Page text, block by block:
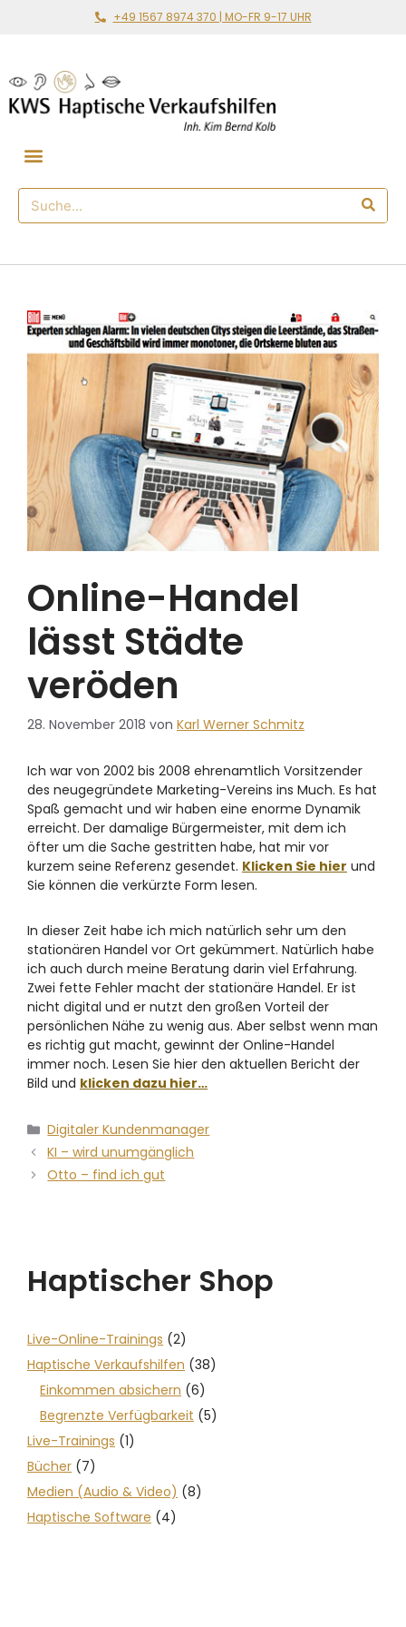
+49 1567 8974 370 | MO-FR 9-17 UHR
Online-Handel
lässt Städte
veröden
28. November 2018 von Karl Werner Schmitz
Ich war von 2002 bis 2008 ehrenamtlich Vorsitzender
des neugegründete Marketing-Vereins ins Much. Es hat
Spaß gemacht und wir haben eine enorme Dynamik
erreicht. Der damalige Bürgermeister, mit dem ich
öfter um die Sache gestritten habe, hat mir vor
kurzem seine Referenz gesendet. Klicken Sie hier und
Sie können die verkürzte Form lesen.
In dieser Zeit habe ich mich natürlich sehr um den
stationären Handel vor Ort gekümmert. Natürlich habe
ich auch durch meine Beratung darin viel Erfahrung.
Zwei fette Fehler macht der stationäre Handel. Er ist
nicht digital und er nutzt den großen Vorteil der
persönlichen Nähe zu wenig aus. Aber selbst wenn man
es richtig gut macht, gewinnt der Online-Handel
immer noch. Lesen Sie hier den aktuellen Bericht der
Bild und klicken dazu hier…
Digitaler Kundenmanager
KI – wird unumgänglich
Otto – find ich gut
Haptischer Shop
Live-Online-Trainings (2)
Haptische Verkaufshilfen (38)
Einkommen absichern (6)
Begrenzte Verfügbarkeit (5)
Live-Trainings (1)
Bücher (7)
Medien (Audio & Video) (8)
Haptische Software (4)